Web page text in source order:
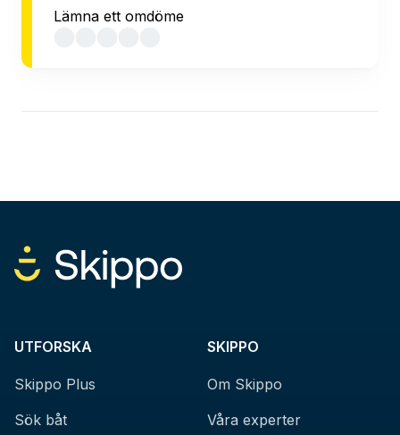
Lämna ett omdöme
UTFORSKA
Skippo Plus
Sök båt
SKIPPO
Om Skippo
Våra experter